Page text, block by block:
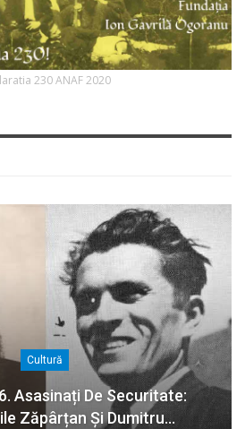
230 ANAF 2020
Cultură
Asasinați De Securitate:
Zăpârțan Și Dumitru…